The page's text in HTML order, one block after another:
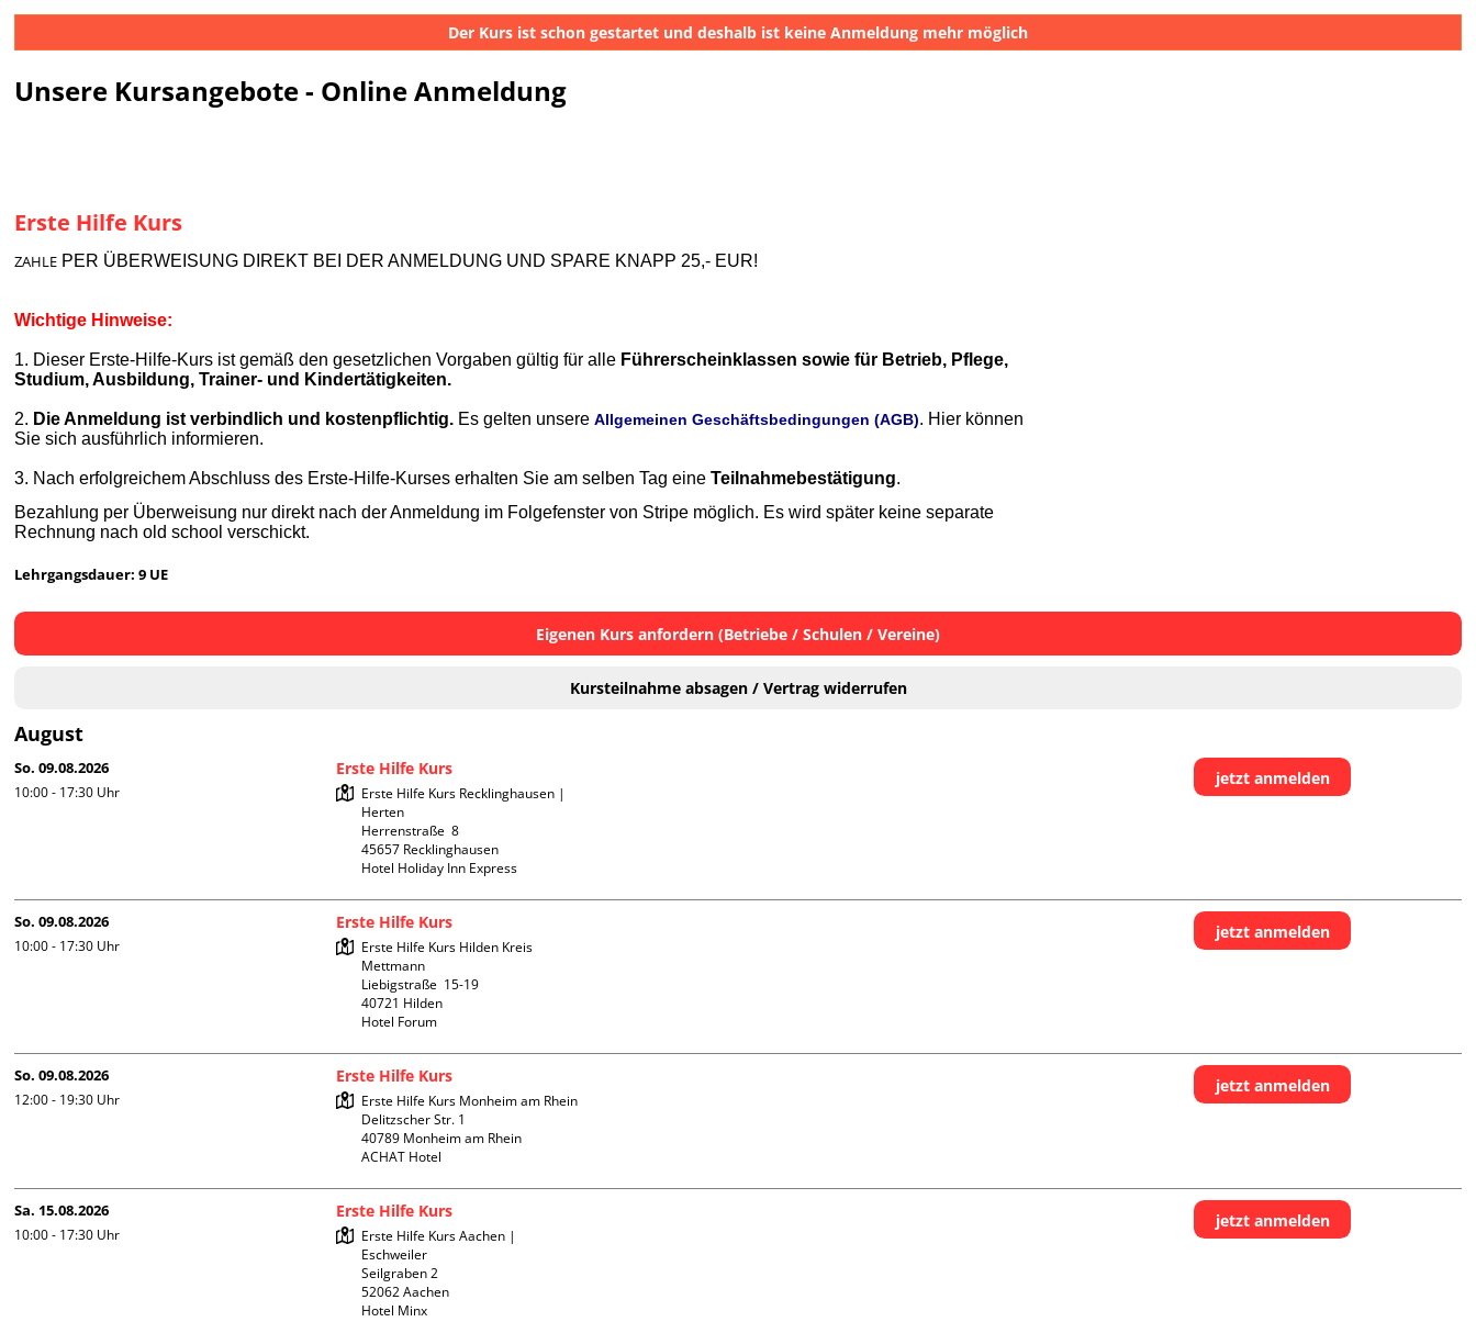
Der Kurs ist schon gestartet und deshalb ist keine Anmeldung mehr möglich
Unsere Kursangebote - Online Anmeldung
Erste Hilfe Kurs
ZAHLE PER ÜBERWEISUNG DIREKT BEI DER ANMELDUNG UND SPARE KNAPP 25,- EUR!
Wichtige Hinweise:
1. Dieser Erste-Hilfe-Kurs ist gemäß den gesetzlichen Vorgaben gültig für alle Führerscheinklassen sowie für Betrieb, Pflege,
Studium, Ausbildung, Trainer- und Kindertätigkeiten.
2. Die Anmeldung ist verbindlich und kostenpflichtig. Es gelten unsereAllgemeinen Geschäftsbedingungen (AGB). Hier können
Sie sich ausführlich informieren.
3. Nach erfolgreichem Abschluss des Erste-Hilfe-Kurses erhalten Sie am selben Tag eineTeilnahmebestätigung.
Bezahlung per Überweisung nur direkt nach der Anmeldung im Folgefenster von Stripe möglich. Es wird später keine separate
Rechnung nach old school verschickt.
Lehrgangsdauer: 9 UE
Eigenen Kurs anfordern (Betriebe / Schulen / Vereine)
Kursteilnahme absagen / Vertrag widerrufen
August
So. 09.08.2026
10:00 - 17:30 Uhr
Erste Hilfe Kurs
Erste Hilfe Kurs Recklinghausen |
Herten
Herrenstraße  8
45657 Recklinghausen
Hotel Holiday Inn Express
jetzt anmelden
So. 09.08.2026
10:00 - 17:30 Uhr
Erste Hilfe Kurs
Erste Hilfe Kurs Hilden Kreis
Mettmann
Liebigstraße  15-19
40721 Hilden
Hotel Forum
jetzt anmelden
So. 09.08.2026
12:00 - 19:30 Uhr
Erste Hilfe Kurs
Erste Hilfe Kurs Monheim am Rhein
Delitzscher Str. 1
40789 Monheim am Rhein
ACHAT Hotel
jetzt anmelden
Sa. 15.08.2026
10:00 - 17:30 Uhr
Erste Hilfe Kurs
Erste Hilfe Kurs Aachen |
Eschweiler
Seilgraben 2
52062 Aachen
Hotel Minx
jetzt anmelden